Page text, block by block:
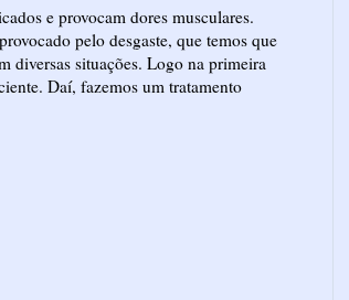
e provocam dores musculares.
pelo desgaste, que temos que
diversas situações. Logo na primeira
Daí, fazemos um tratamento